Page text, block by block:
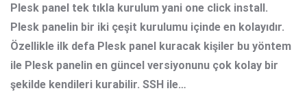
Plesk panel tek tıkla kurulum yani one click install.
Plesk panelin bir iki çeşit kurulumu içinde en kolayıdır.
Özellikle ilk defa Plesk panel kuracak kişiler bu yöntem
ile Plesk panelin en güncel versiyonunu çok kolay bir
şekilde kendileri kurabilir. SSH ile…